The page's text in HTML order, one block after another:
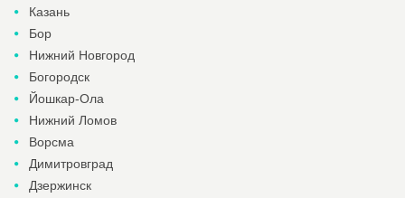
Казань
Бор
Нижний Новгород
Богородск
Йошкар-Ола
Нижний Ломов
Ворсма
Димитровград
Дзержинск